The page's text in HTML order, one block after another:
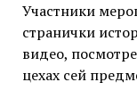
Участники
странички
видео,
цехах сей